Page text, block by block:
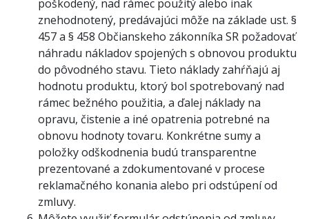
poškodený, nad rámec použitý alebo inak
znehodnotený, predávajúci môže na základe ust. §
457 a § 458 Občianskeho zákonníka SR požadovať
náhradu nákladov spojených s obnovou produktu
do pôvodného stavu. Tieto náklady zahŕňajú aj
hodnotu produktu, ktorý bol spotrebovaný nad
rámec bežného použitia, a ďalej náklady na
opravu, čistenie a iné opatrenia potrebné na
obnovu hodnoty tovaru. Konkrétne sumy a
položky odškodnenia budú transparentne
prezentované a zdokumentované v procese
reklamačného konania alebo pri odstúpení od
zmluvy.